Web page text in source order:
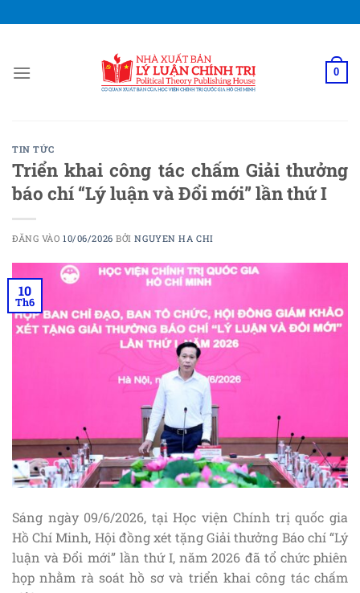
qua
dung
0
TIN TỨC
Triển khai công tác chấm Giải thưởng
báo chí “Lý luận và Đổi mới” lần thứ I
ĐĂNG VÀO10/06/2026 BỞINGUYEN HA CHI
10
Th6
Sáng ngày 09/6/2026, tại Học viện Chính trị quốc gia
Hồ Chí Minh, Hội đồng xét tặng Giải thưởng Báo chí “Lý
luận và Đổi mới” lần thứ I, năm 2026 đã tổ chức phiên
họp nhằm rà soát hồ sơ và triển khai công tác chấm